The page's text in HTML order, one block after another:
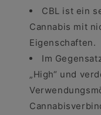
CBL ist ein
Cannabis mit
Eigenschaften.
Im
„High“ und